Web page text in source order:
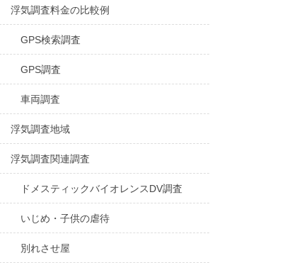
浮気調査料金の比較例
GPS検索調査
GPS調査
車両調査
浮気調査地域
浮気調査関連調査
ドメスティックバイオレンスDV調査
いじめ・子供の虐待
別れさせ屋